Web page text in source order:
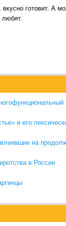
готовит. А
любят.
и его
на
в России